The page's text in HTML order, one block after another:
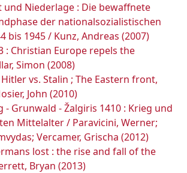
und Niederlage : Die bewaffnete
der nationalsozialistischen
bis 1945 / Kunz, Andreas (2007)
: Christian Europe repels the
Simon (2008)
vs. Stalin ; The Eastern front,
John (2010)
- Grunwald - Žalgiris 1410 : Krieg und
Mittelalter / Paravicini, Werner;
Vercamer, Grischa (2012)
lost : the rise and fall of the
Bryan (2013)